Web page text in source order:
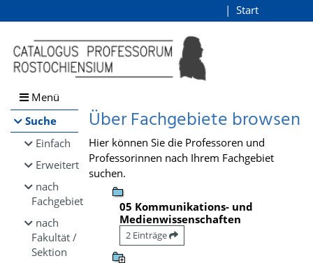
Browsen
direkt zum Inhalt
Start
Menü
Suche
Einfach
Erweitert
nach
Fachgebiet
nach
Fakultät /
Sektion
Über Fachgebiete browsen
Hier können Sie die Professoren und
Professorinnen nach Ihrem Fachgebiet
suchen.
05 Kommunikations- und
Medienwissenschaften
2 Einträge